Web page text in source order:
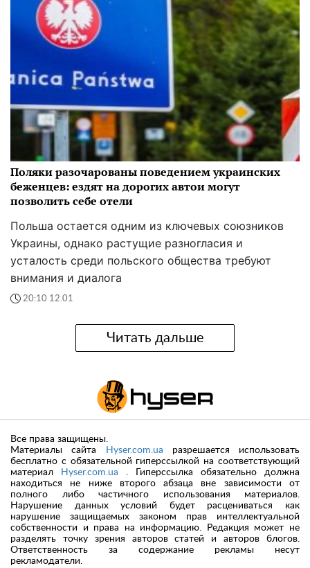
Поляки разочарованы поведением украинских
беженцев: ездят на дорогих автои могут
позволить себе отели
Польша остается одним из ключевых союзников
Украины, однако растущие разногласия и
усталость среди польского общества требуют
внимания и диалога
20:10 12.01
Читать дальше
Все права защищены.
Материалы сайта
Hyser.com.ua разрешается использовать
бесплатно с обязательной гиперссылкой на соответствующий
материал
Hyser.com.ua . Гиперссылка обязательно должна
находиться не ниже второго абзаца вне зависимости от
полного либо частичного использования материалов.
Нарушение данных условий будет расцениваться как
нарушение защищаемых законом прав интеллектуальной
собственности и права на информацию. Редакция может не
разделять точку зрения авторов статей и авторов блогов.
Ответственность за содержание рекламы несут
рекламодатели.